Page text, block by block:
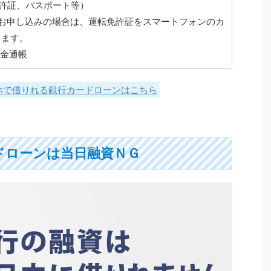
証、パスポート等）
申し込みの場合は、運転免許証をスマートフォンのカ
す。
通帳
借りれる銀行カードローンはこちら
ローンは当日融資ＮＧ